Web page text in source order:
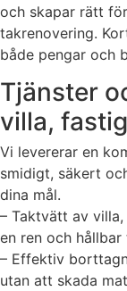
och skapar rätt
takrenovering.
både pengar och
Tjänster
villa,
Vi levererar en
smidigt, säkert
dina mål.
– Taktvätt av
en ren och hållbar
– Effektiv
utan att skada